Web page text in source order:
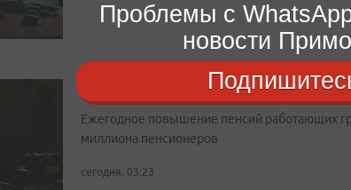
Число пенсионеров в России
Ежегодное повышение пенсий работающих
миллиона пенсионеров
сегодня, 03:23
Проблемы с
новости